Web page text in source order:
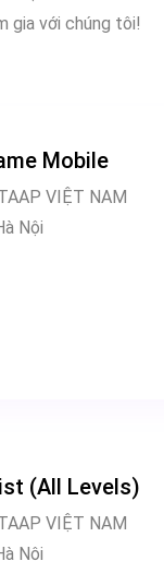
gia với chúng tôi!
Mobile
VIỆT NAM
Hà Nội
(All Levels)
VIỆT NAM
Hà Nội